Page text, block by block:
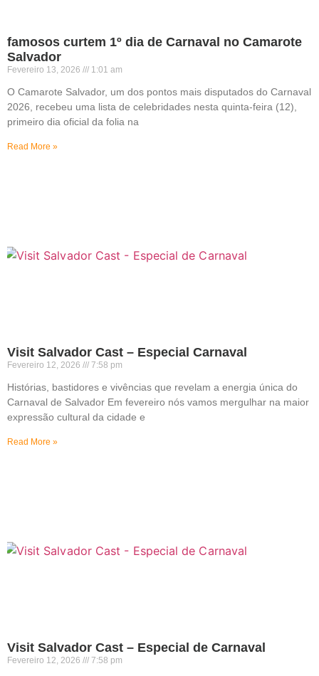
famosos curtem 1º dia de Carnaval no Camarote
Salvador
Fevereiro 13, 2026 1:01 am
O Camarote Salvador, um dos pontos mais disputados do Carnaval
2026, recebeu uma lista de celebridades nesta quinta-feira (12),
primeiro dia oficial da folia na
Read More »
Visit Salvador Cast – Especial Carnaval
Fevereiro 12, 2026 7:58 pm
Histórias, bastidores e vivências que revelam a energia única do
Carnaval de Salvador Em fevereiro nós vamos mergulhar na maior
expressão cultural da cidade e
Read More »
Visit Salvador Cast – Especial de Carnaval
Fevereiro 12, 2026 7:58 pm